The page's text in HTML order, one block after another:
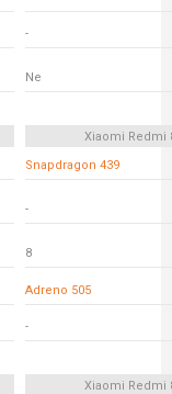
-
Ne
Xiaomi Redmi
Snapdragon 439
-
8
Adreno 505
-
Xiaomi Redmi